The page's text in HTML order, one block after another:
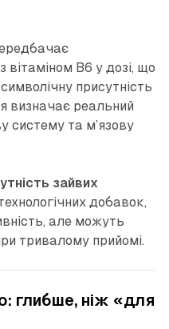
з вітаміном B6 у дозі, що
присутність
визначає реальний
систему та м’язову
зайвих
добавок,
але можуть
тривалому прийомі.
глибше, ніж «для